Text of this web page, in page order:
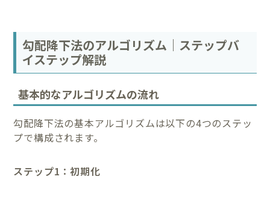
勾配降下法のアルゴリズム｜ステップバ
イステップ解説
基本的なアルゴリズムの流れ
勾配降下法の基本アルゴリズムは以下の4つのステッ
プで構成されます。
ステップ1：初期化